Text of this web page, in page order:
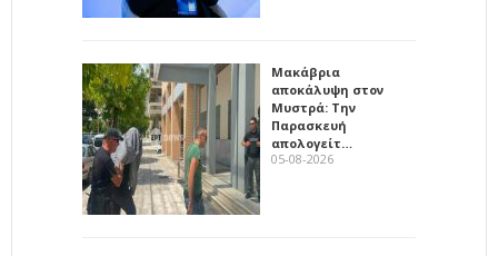
Μακάβρια
αποκάλυψη στον
Μυστρά: Την
Παρασκευή
απολογείτ…
05-08-2026